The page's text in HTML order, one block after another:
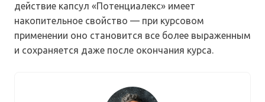
действие капсул «Потенциалекс» имеет
накопительное свойство — при курсовом
применении оно становится все более выраженным
и сохраняется даже после окончания курса.